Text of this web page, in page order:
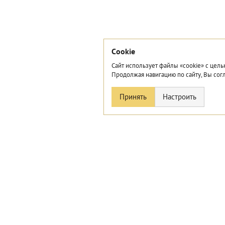
Сookie
Сайт использует файлы «cookie» с
Продолжая навигацию по сайту, Вы
Принять Настроить